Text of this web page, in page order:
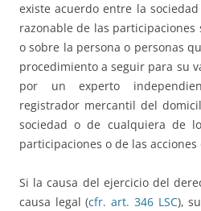
existe acuerdo entre la
razonable de las participaciones
o sobre la persona o personas
procedimiento a seguir para su
por un experto
registrador mercantil del
sociedad o de cualquiera de
participaciones o de las acciones
Si la causa del ejercicio del
causa legal (cfr. art. 346 LSC),